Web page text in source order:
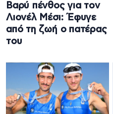
Βαρύ πένθος για τον
Λιονέλ Μέσι: Έφυγε
από τη ζωή ο πατέρας
του